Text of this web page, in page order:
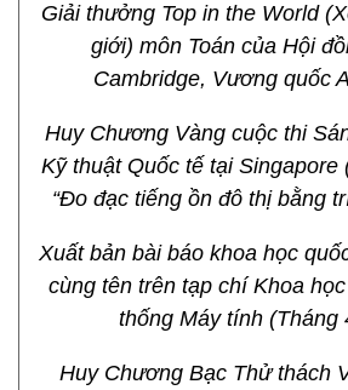
Giải thưởng Top in the World
giới) môn Toán của Hội
Cambridge, Vương quốc
Huy Chương Vàng cuộc thi
Kỹ thuật Quốc tế tại Singapore
“Đo đạc tiếng ồn đô thị bằng
Xuất bản bài báo khoa học
cùng tên trên tạp chí Khoa
thống Máy tính (Tháng
Huy Chương Bạc Thử thách